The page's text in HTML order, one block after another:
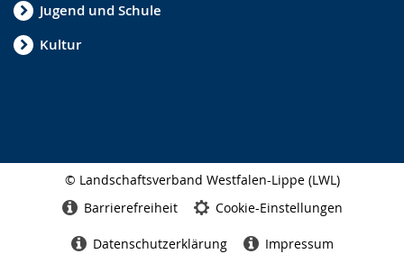
Jugend und Schule
Kultur
© Landschaftsverband Westfalen-Lippe (LWL)
Barrierefreiheit Cookie-Einstellungen
Datenschutzerklärung Impressum